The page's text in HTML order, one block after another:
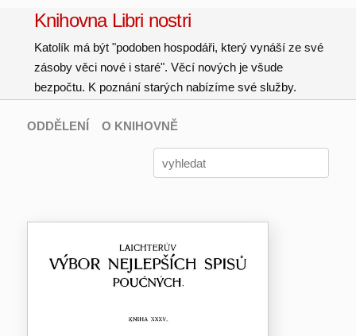
Knihovna Libri nostri
Katolík má být "podoben hospodáři, který vynáší ze své
zásoby věci nové i staré". Věcí nových je všude
bezpočtu. K poznání starých nabízíme své služby.
ODDĚLENÍ O KNIHOVNĚ